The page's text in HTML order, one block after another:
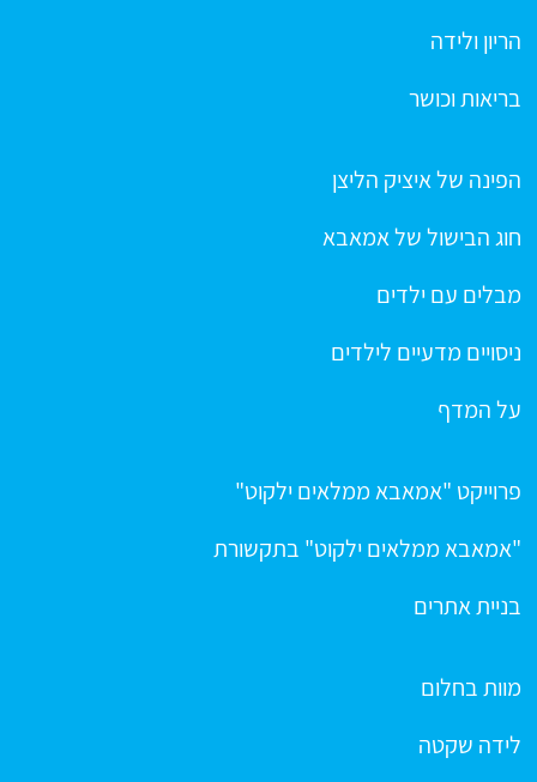
הריון ולידה
בריאות וכושר
הפינה של איציק הליצן
חוג הבישול של אמאבא
מבלים עם ילדים
ניסויים מדעיים לילדים
על המדף
פרוייקט "אמאבא ממלאים ילקוט"
"אמאבא ממלאים ילקוט" בתקשורת
בניית אתרים
מוות בחלום
לידה שקטה